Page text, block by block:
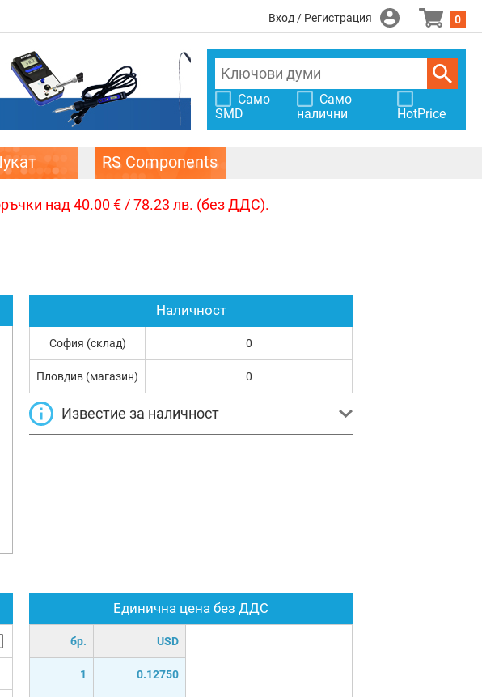
Вход / Регистрация 0
Само
SMD
Само
налични
HotPrice
RS Components
над 40.00 € / 78.23 лв. (без ДДС).
Единична цена без ДДС
бр. USD
1 0.12750
Наличност
София (склад) 0
Пловдив (магазин) 0
Известие за наличност